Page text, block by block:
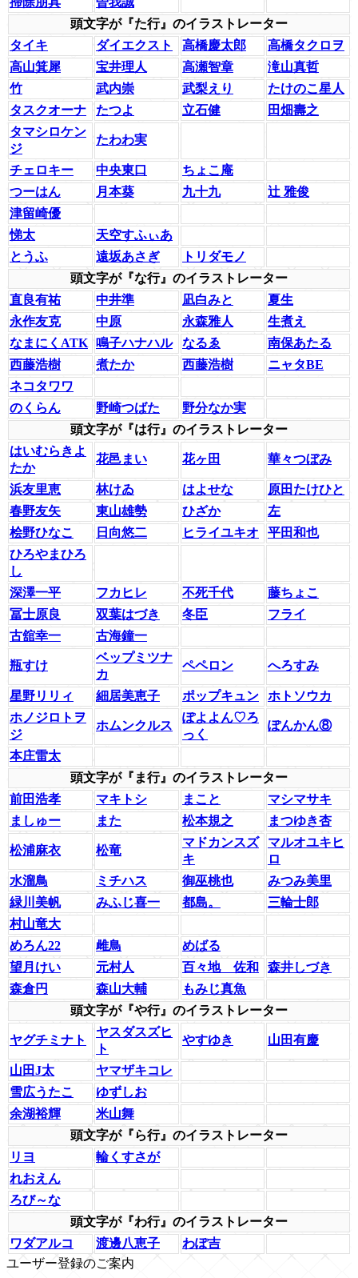
頭文字が『た行』のイラストレーター
タイキ
ダイエクスト 高橋慶太郎
高橋タクロヲ
高山箕犀
宝井理人 高瀬智章
滝山真哲
竹
武内崇 武梨えり
たけのこ星人
タスクオーナ
たつよ 立石健
田畑壽之
タマシロケン
ジ
たわわ実
チェロキー 中央東口
ちょこ庵
つーはん
月本葵 九十九
辻 雅俊
津留崎優
悌太
天空すふぃあ
とうふ
遠坂あさぎ
トリダモノ
頭文字が『な行』のイラストレーター
直良有祐
中井準 凪白みと
夏生
永作友克
中原 永森雅人
生煮え
なまにくATK 鳴子ハナハル なるゑ
南保あたる
西藤浩樹
煮たか 西藤浩樹
ニャタBE
ネコタワワ
のくらん
野崎つばた
野分なか実
頭文字が『は行』のイラストレーター
はいむらきよ
たか
花邑まい 花ヶ田 華々つぼみ
浜友里恵 林けゐ はよせな
原田たけひと
春野友矢
東山雄勢 ひざか
左
桧野ひなこ
日向悠二 ヒライユキオ
平田和也
ひろやまひろ
し
深澤一平
フカヒレ 不死千代
藤ちょこ
冨士原良
双葉はづき 冬臣
フライ
古舘幸一
古海鐘一
瓶すけ
ベップミツナ
カ
ペペロン へろすみ
星野リリィ 細居美恵子 ポップキュン
ホトソウカ
ホノジロトヲ
ジ
ホムンクルス
ぽよよん♡ろ
っく
ぽんかん⑧
本庄雷太
頭文字が『ま行』のイラストレーター
前田浩孝
マキトシ まこと
マシマサキ
ましゅー
また 松本規之 まつゆき杏
松浦麻衣 松竜
マドカンスズ
キ
マルオユキヒ
ロ
水溜鳥
ミチハス 御巫桃也
みつみ美里
緑川美帆
みふじ喜一 都島。
三輪士郎
村山竜大
めろん22
雌鳥
めばる
望月けい
元村人 百々地 佐和
森井しづき
森倉円
森山大輔
もみじ真魚
頭文字が『や行』のイラストレーター
ヤグチミナト
ヤスダスズヒ
ト
やすゆき 山田有慶
山田J太
ヤマザキコレ
雪広うたこ
ゆずしお
余湖裕輝
米山舞
頭文字が『ら行』のイラストレーター
リヨ
輪くすさが
れおえん
ろび～な
頭文字が『わ行』のイラストレーター
ワダアルコ
渡邊八恵子
わぽ吉
ユーザー登録のご案内